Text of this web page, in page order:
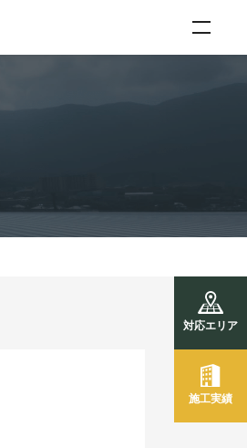
対応エリア
施工実績